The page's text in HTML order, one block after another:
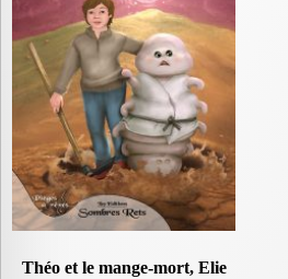
Théo et le mange-mort, Elie